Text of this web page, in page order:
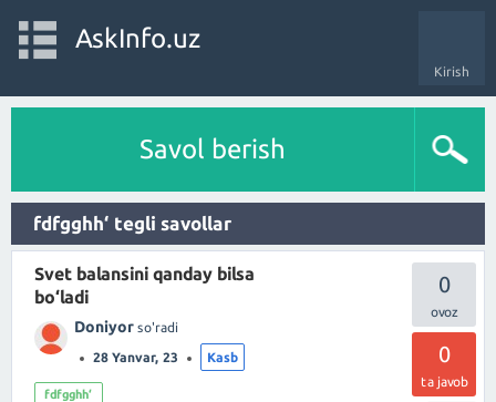
Kirish
AskInfo.uz
Savol berish
fdfgghh‘ tegli savollar
0
0
ta javob
Svet balansini qanday bilsa
bo‘ladi
Doniyor so'radi
28 Yanvar, 23 Kasb
fdfgghh‘